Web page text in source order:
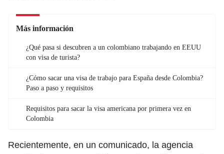
Más información
¿Qué pasa si descubren a un colombiano trabajando en EEUU
con visa de turista?
¿Cómo sacar una visa de trabajo para España desde Colombia?
Paso a paso y requisitos
Requisitos para sacar la visa americana por primera vez en
Colombia
Recientemente, en un comunicado, la agencia